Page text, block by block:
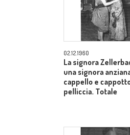
02.12.1960
La signora
una signora
cappello e
pelliccia. Totale